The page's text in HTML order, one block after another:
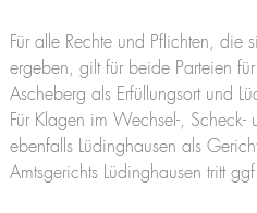
Für alle Rechte und Pflichten, die
ergeben, gilt für beide Parteien
Ascheberg als Erfüllungsort und
Für Klagen im Wechsel-, Scheck-
ebenfalls Lüdinghausen als
Amtsgerichts Lüdinghausen tritt